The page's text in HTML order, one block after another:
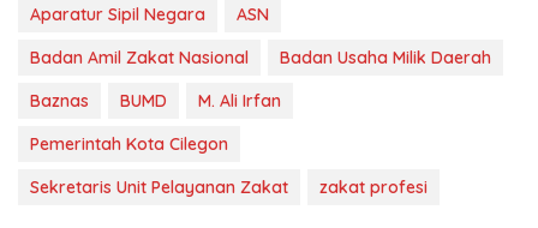
Aparatur Sipil Negara
ASN
Badan Amil Zakat Nasional
Badan Usaha Milik Daerah
Baznas
BUMD
M. Ali Irfan
Pemerintah Kota Cilegon
Sekretaris Unit Pelayanan Zakat
zakat profesi